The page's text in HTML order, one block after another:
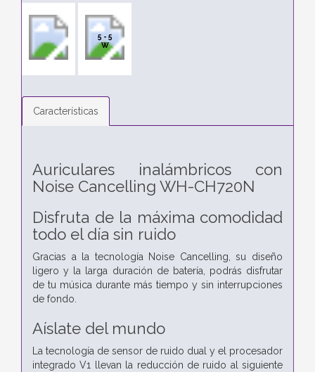
5 - 5
W
Características
Auriculares inalámbricos con
Noise Cancelling WH-CH720N
Disfruta de la máxima comodidad
todo el día sin ruido
Gracias a la tecnología Noise Cancelling, su diseño
ligero y la larga duración de batería, podrás disfrutar
de tu música durante más tiempo y sin interrupciones
de fondo.
Aíslate del mundo
La tecnología de sensor de ruido dual y el procesador
integrado V1 llevan la reducción de ruido al siguiente